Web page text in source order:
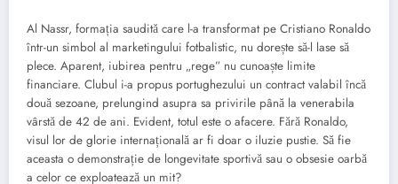
Al Nassr, formația saudită care l-a transformat pe Cristiano Ronaldo
într-un simbol al marketingului fotbalistic, nu dorește să-l lase să
plece. Aparent, iubirea pentru „rege” nu cunoaște limite
financiare. Clubul i-a propus portughezului un contract valabil încă
două sezoane, prelungind asupra sa privirile până la venerabila
vârstă de 42 de ani. Evident, totul este o afacere. Fără Ronaldo,
visul lor de glorie internațională ar fi doar o iluzie pustie. Să fie
aceasta o demonstrație de longevitate sportivă sau o obsesie oarbă
a celor ce exploatează un mit?